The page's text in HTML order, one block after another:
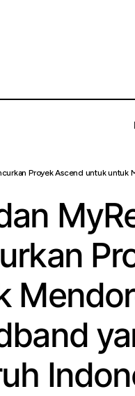
Uncategorized
Proyek Ascend untuk